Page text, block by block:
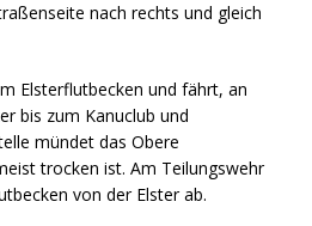
nach rechts und gleich
Elsterflutbecken und fährt, an
bis zum Kanuclub und
mündet das Obere
trocken ist. Am Teilungswehr
von der Elster ab.